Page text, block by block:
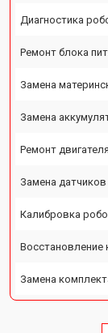
Диагностика
Ремонт блока
Замена
Замена
Ремонт двигателя
Замена датчиков
Калибровка
Восстановление
Замена